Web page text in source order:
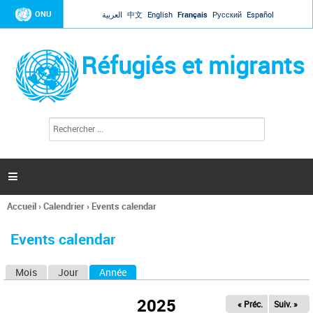
Jump to navigation
ONU العربية 中文 English Français Русский Español
Réfugiés et migrants
l
c
h
e

Vous
ici
Accueil›Calendrier› Events calendar
Events calendar
Mois Jour Année
2025 « Préc. Suiv. »